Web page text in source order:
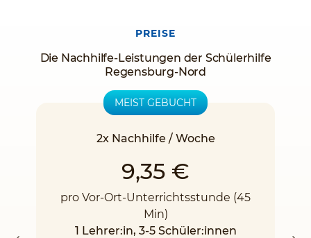
PREISE
Die Nachhilfe-Leistungen der Schülerhilfe
Regensburg-Nord
MEIST GEBUCHT
2x Nachhilfe / Woche
9,35 €
pro Vor-Ort-Unterrichtsstunde (45
Min)
1 Lehrer:in, 3-5 Schüler:innen